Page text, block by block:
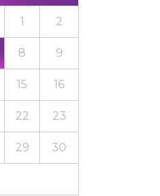
1 2
8 9
15 16
22 23
29 30